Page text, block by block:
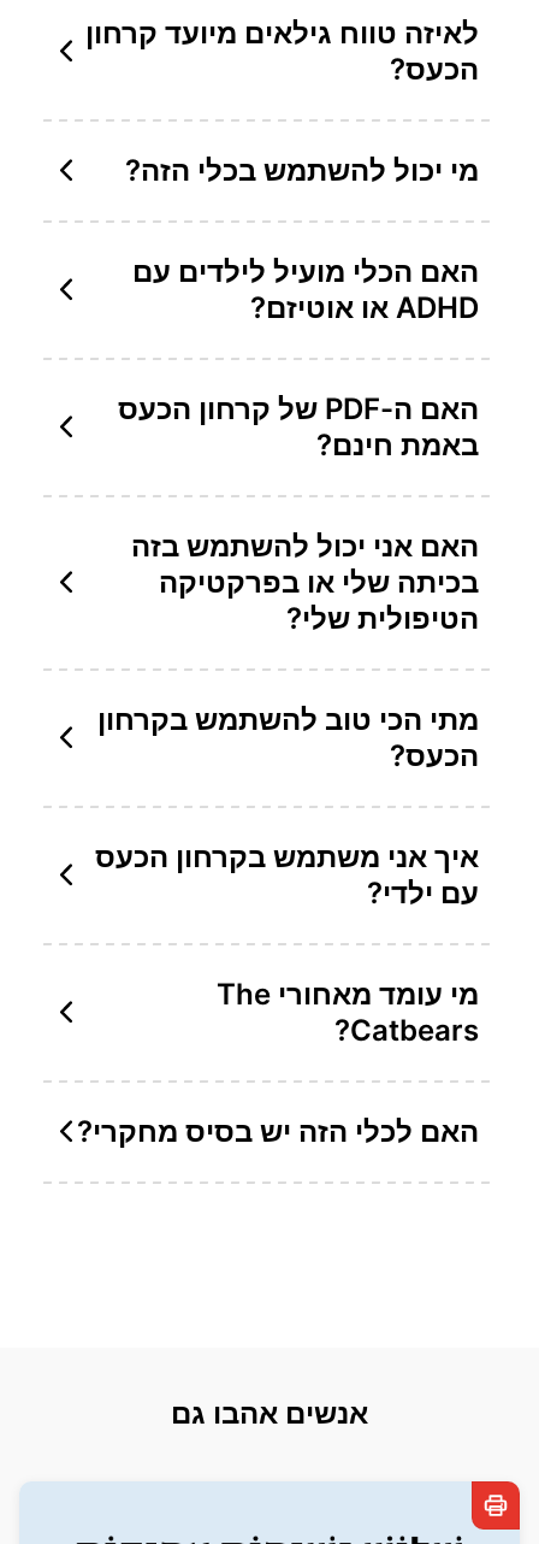
לאיזה טווח גילאים מיועד קרחון
הכעס?
מי יכול להשתמש בכלי הזה?
האם הכלי מועיל לילדים עם
ADHD או אוטיזם?
האם ה-PDF של קרחון הכעס
באמת חינם?
האם אני יכול להשתמש בזה
בכיתה שלי או בפרקטיקה
הטיפולית שלי?
מתי הכי טוב להשתמש בקרחון
הכעס?
איך אני משתמש בקרחון הכעס
עם ילדי?
מי עומד מאחורי The
Catbears?
האם לכלי הזה יש בסיס מחקרי?
אנשים אהבו גם